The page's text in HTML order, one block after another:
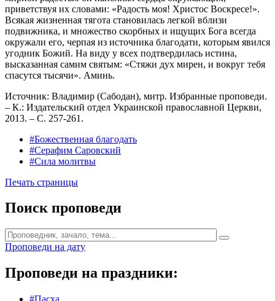
приветствуя их словами: «Радость моя! Христос Воскресе!».
Всякая жизненная тягота становилась легкой вблизи
подвижника, и множество скорбных и ищущих Бога всегда
окружали его, черпая из источника благодати, которым явился
угодник Божий. На виду у всех подтвердилась истина,
высказанная самим святым: «Стяжи дух мирен, и вокруг тебя
спасутся тысячи». Аминь.
Источник: Владимир (Сабодан), митр. Избранные проповеди.
– К.: Издательский отдел Украинской православной Церкви,
2013. – С. 257-261.
#Божественная благодать
#Серафим Саровский
#Сила молитвы
Печать страницы
Поиск проповеди
Проповеди на дату
Проповеди на праздники: